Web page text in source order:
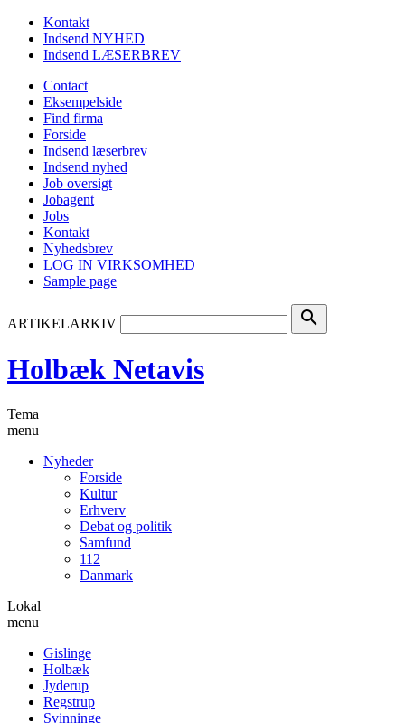
Kontakt
Indsend NYHED
Indsend LÆSERBREV
Contact
Eksempelside
Find firma
Forside
Indsend læserbrev
Indsend nyhed
Job oversigt
Jobagent
Jobs
Kontakt
Nyhedsbrev
LOG IN VIRKSOMHED
Sample page
ARTIKELARKIV search
Holbæk Netavis
Tema
menu
Nyheder
Forside
Kultur
Erhverv
Debat og politik
Samfund
112
Danmark
Lokal
menu
Gislinge
Holbæk
Jyderup
Regstrup
Svinninge